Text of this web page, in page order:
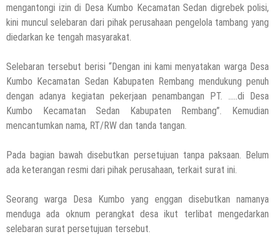
mengantongi izin di Desa Kumbo Kecamatan Sedan digrebek polisi,
kini muncul selebaran dari pihak perusahaan pengelola tambang yang
diedarkan ke tengah masyarakat.
Selebaran tersebut berisi “Dengan ini kami menyatakan warga Desa
Kumbo Kecamatan Sedan Kabupaten Rembang mendukung penuh
dengan adanya kegiatan pekerjaan penambangan PT. …..di Desa
Kumbo Kecamatan Sedan Kabupaten Rembang”. Kemudian
mencantumkan nama, RT/RW dan tanda tangan.
Pada bagian bawah disebutkan persetujuan tanpa paksaan. Belum
ada keterangan resmi dari pihak perusahaan, terkait surat ini.
Seorang warga Desa Kumbo yang enggan disebutkan namanya
menduga ada oknum perangkat desa ikut terlibat mengedarkan
selebaran surat persetujuan tersebut.